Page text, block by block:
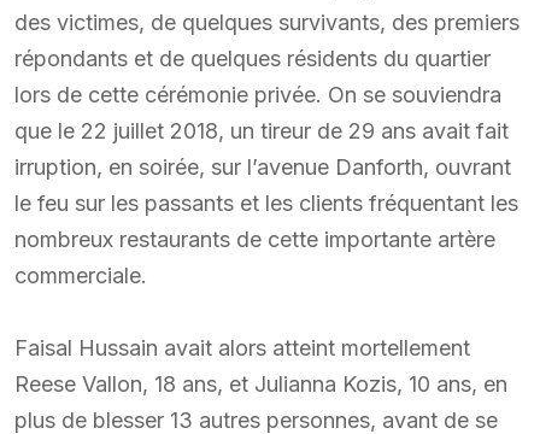
des victimes, de quelques survivants, des premiers
répondants et de quelques résidents du quartier
lors de cette cérémonie privée. On se souviendra
que le 22 juillet 2018, un tireur de 29 ans avait fait
irruption, en soirée, sur l’avenue Danforth, ouvrant
le feu sur les passants et les clients fréquentant les
nombreux restaurants de cette importante artère
commerciale.
Faisal Hussain avait alors atteint mortellement
Reese Vallon, 18 ans, et Julianna Kozis, 10 ans, en
plus de blesser 13 autres personnes, avant de se